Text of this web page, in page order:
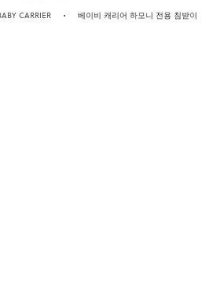
CARRIER 베이비 캐리어 하모니 전용 침받이